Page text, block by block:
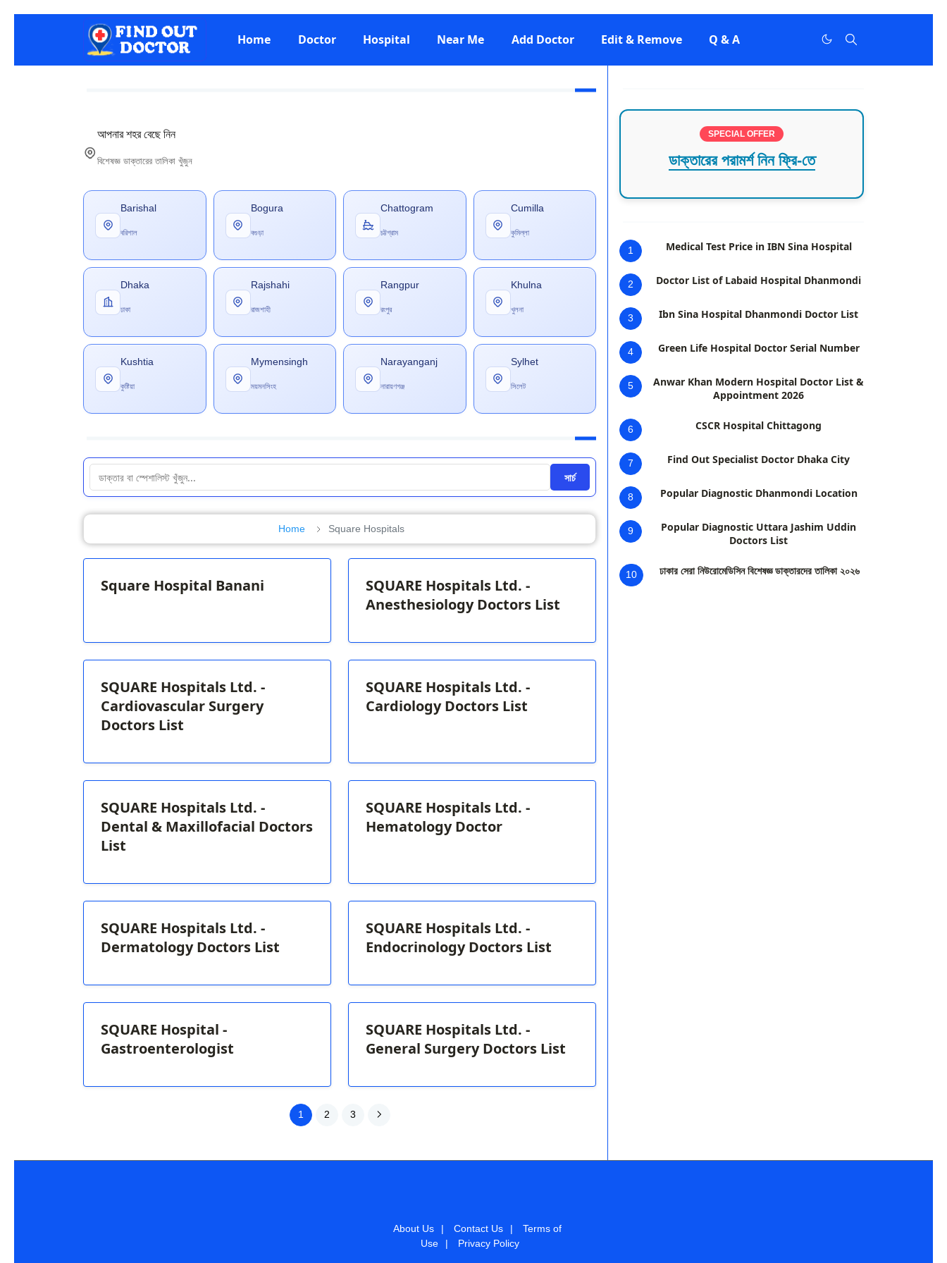
Home Doctor Hospital Near Me Add Doctor Edit & Remove Q & A
আপনার শহর বেছে নিন
বিশেষজ্ঞ ডাক্তারের তালিকা খুঁজুন
Barishal
বরিশাল
Bogura
বগুড়া
Chattogram
চট্টগ্রাম
Cumilla
কুমিল্লা
Dhaka
ঢাকা
Rajshahi
রাজশাহী
Rangpur
রংপুর
Khulna
খুলনা
Kushtia
কুষ্টিয়া
Mymensingh
ময়মনসিংহ
Narayanganj
নারায়ণগঞ্জ
Sylhet
সিলেট
সার্চ
Home Square Hospitals
Square Hospital Banani
SQUARE Hospitals Ltd. -
Anesthesiology Doctors List
SQUARE Hospitals Ltd. -
Cardiovascular Surgery
Doctors List
SQUARE Hospitals Ltd. -
Cardiology Doctors List
SQUARE Hospitals Ltd. -
Dental & Maxillofacial Doctors
List
SQUARE Hospitals Ltd. -
Hematology Doctor
SQUARE Hospitals Ltd. -
Dermatology Doctors List
SQUARE Hospitals Ltd. -
Endocrinology Doctors List
SQUARE Hospital -
Gastroenterologist
SQUARE Hospitals Ltd. -
General Surgery Doctors List
1 2 3
SPECIAL OFFER
ডাক্তারের পরামর্শ নিন ফ্রি-তে
1 Medical Test Price in IBN Sina Hospital
2 Doctor List of Labaid Hospital Dhanmondi
3 Ibn Sina Hospital Dhanmondi Doctor List
4 Green Life Hospital Doctor Serial Number
5
Anwar Khan Modern Hospital Doctor List &
Appointment 2026
6 CSCR Hospital Chittagong
7 Find Out Specialist Doctor Dhaka City
8 Popular Diagnostic Dhanmondi Location
9
Popular Diagnostic Uttara Jashim Uddin
Doctors List
10 ঢাকার সেরা নিউরোমেডিসিন বিশেষজ্ঞ ডাক্তারদের তালিকা ২০২৬
About Us | Contact Us |
Terms of
Use
| Privacy Policy